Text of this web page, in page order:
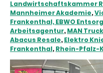
Landwirtschaftskammer
Mannheimer Akademie,
Frankenthal, EBWO
Arbeitsagentur, MAN
Abacus Resale, Elektro
Frankenthal, Rhein-Pfalz-